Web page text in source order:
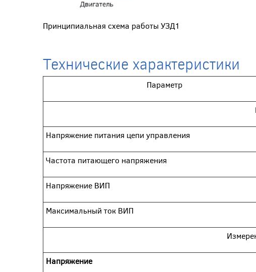
Принципиальная схема работы УЗД1
Технические характеристики
Параметр
Напряжение питания цепи управления
Частота питающего напряжения
Напряжение ВИП
Максимальный ток ВИП
Напряжение